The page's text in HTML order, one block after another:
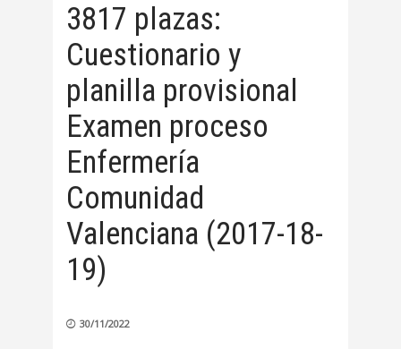
3817 plazas:
Cuestionario y
planilla provisional
Examen proceso
Enfermería
Comunidad
Valenciana (2017-18-
19)
30/11/2022